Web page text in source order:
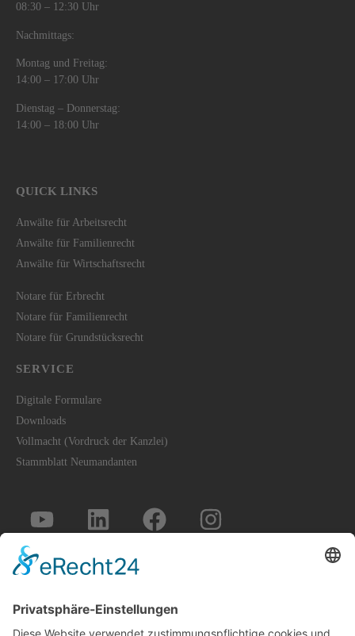
08:30 – 12:30 Uhr
Nachmittags:
Montag und Freitag:
14:00 – 17:00 Uhr
Dienstag – Donnerstag:
14:00 – 18:00 Uhr
QUICK LINKS
Anwälte für Arbeitsrecht
Anwälte für Familienrecht
Anwälte für Wirtschaftsrecht
Notare für Erbrecht
Notare für Familienrecht
Notare für Grundstücksrecht
SERVICE
Digitale Formulare
Downloads
Vollmacht (Vordruck der Kanzlei)
Stammblatt Neumandanten